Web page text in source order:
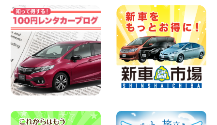
100円レンタカー 横浜弥生台
2026年08月07日
お盆も休まず営業します! 神奈川県 横浜
旭南本宿町店
100円レンタカー 横浜旭南本宿町
2026年08月07日
お引越しに便利で最適!(禁煙車両) 香川県
坂出川津店
100円レンタカー 坂出川津
2026年08月07日
【カーシェアのレンタカーが2台になりま
100円レンタカー 各務原那加
2026年08月06日